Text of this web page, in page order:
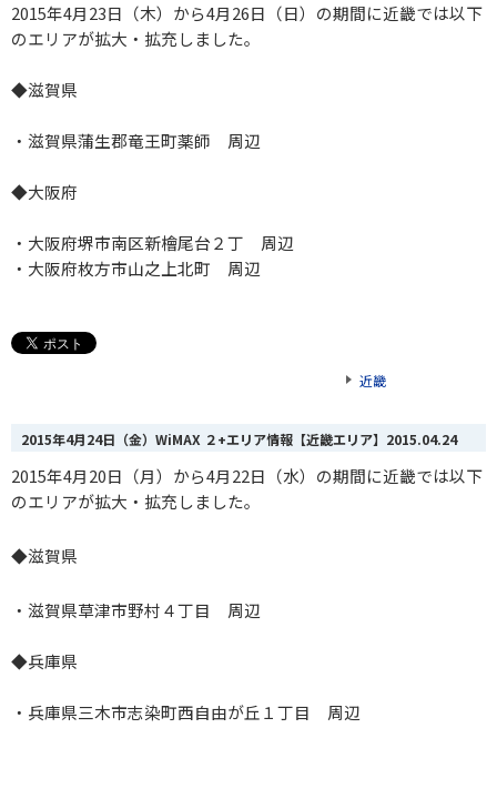
2015年4月23日（木）から4月26日（日）の期間に近畿では以下
のエリアが拡大・拡充しました。
◆滋賀県
・滋賀県蒲生郡竜王町薬師 周辺
◆大阪府
・大阪府堺市南区新檜尾台２丁 周辺
・大阪府枚方市山之上北町 周辺
近畿
2015年4月24日（金）WiMAX ２+エリア情報【近畿エリア】 2015.04.24
2015年4月20日（月）から4月22日（水）の期間に近畿では以下
のエリアが拡大・拡充しました。
◆滋賀県
・滋賀県草津市野村４丁目 周辺
◆兵庫県
・兵庫県三木市志染町西自由が丘１丁目 周辺